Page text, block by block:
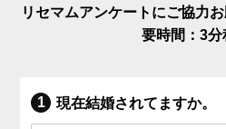
リセマムアンケートにご協力
要時間：3分
現在結婚されてますか。